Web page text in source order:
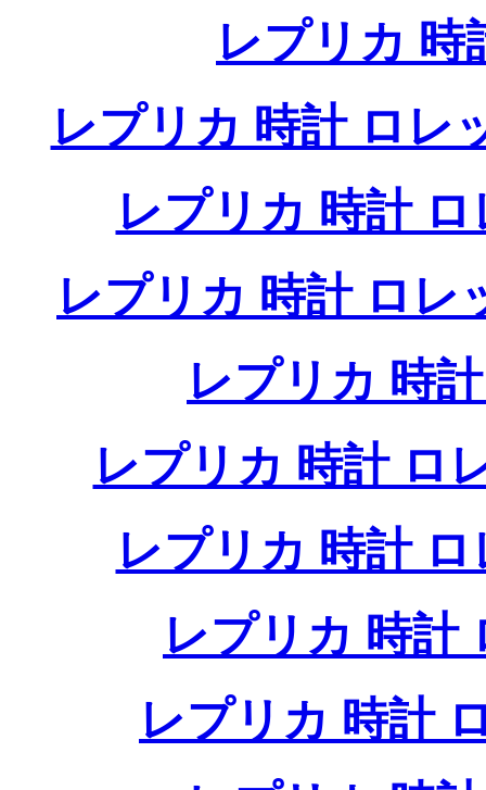
レプリカ 時
レプリカ 時計 ロレ
レプリカ 時計
レプリカ 時計 ロレ
レプリカ 時
レプリカ 時計 ロ
レプリカ 時計
レプリカ 時計
レプリカ 時計